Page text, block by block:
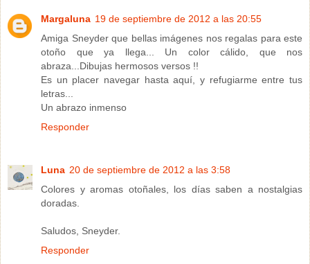
Margaluna 19 de septiembre de 2012 a las 20:55
Amiga Sneyder que bellas imágenes nos regalas para este
otoño que ya llega... Un color cálido, que nos
abraza...Dibujas hermosos versos !!
Es un placer navegar hasta aquí, y refugiarme entre tus
letras...
Un abrazo inmenso
Responder
Luna 20 de septiembre de 2012 a las 3:58
Colores y aromas otoñales, los días saben a nostalgias
doradas.
Saludos, Sneyder.
Responder